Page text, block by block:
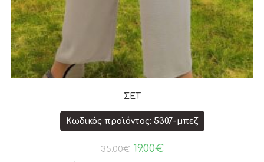
ΣΕΤ
Κωδικός προϊόντος: 5307-μπεζ
35.00€ 19.00€